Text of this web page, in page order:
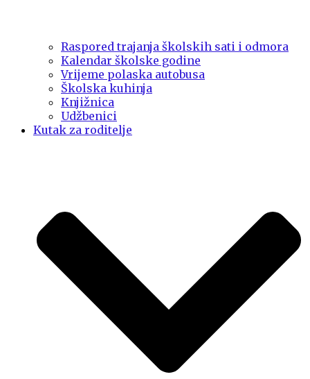
Raspored trajanja školskih sati i odmora
Kalendar školske godine
Vrijeme polaska autobusa
Školska kuhinja
Knjižnica
Udžbenici
Kutak za roditelje